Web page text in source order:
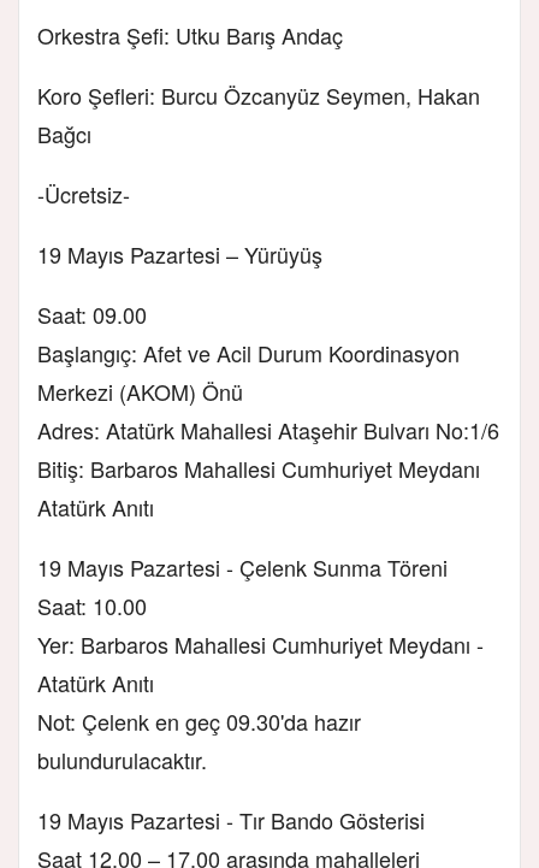
Orkestra Şefi: Utku Barış Andaç
Koro Şefleri: Burcu Özcanyüz Seymen, Hakan
Bağcı
-Ücretsiz-
19 Mayıs Pazartesi – Yürüyüş
Saat: 09.00
Başlangıç: Afet ve Acil Durum Koordinasyon
Merkezi (AKOM) Önü
Adres: Atatürk Mahallesi Ataşehir Bulvarı No:1/6
Bitiş: Barbaros Mahallesi Cumhuriyet Meydanı
Atatürk Anıtı
19 Mayıs Pazartesi - Çelenk Sunma Töreni
Saat: 10.00
Yer: Barbaros Mahallesi Cumhuriyet Meydanı -
Atatürk Anıtı
Not: Çelenk en geç 09.30'da hazır
bulundurulacaktır.
19 Mayıs Pazartesi - Tır Bando Gösterisi
Saat 12.00 – 17.00 arasında mahalleleri